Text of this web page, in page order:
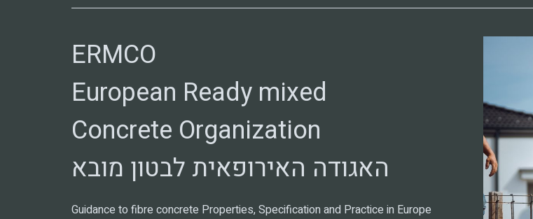
ERMCO
European Ready mixed
Concrete Organization
האגודה האירופאית לבטון מובא
Guidance to fibre concrete Properties, Specification and Practice in Europe